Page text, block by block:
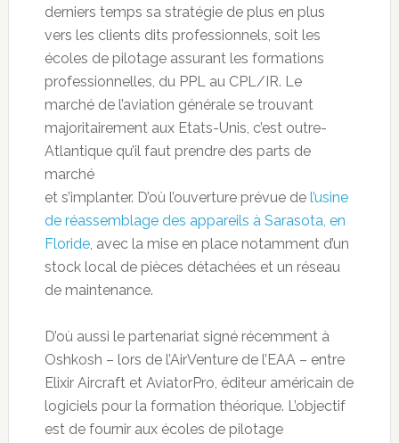
derniers temps sa stratégie de plus en plus
vers les clients dits professionnels, soit les
écoles de pilotage assurant les formations
professionnelles, du PPL au CPL/IR. Le
marché de l’aviation générale se trouvant
majoritairement aux Etats-Unis, c’est outre-
Atlantique qu’il faut prendre des parts de
marché
et s’implanter. D’où l’ouverture prévue de l’usine
de réassemblage des appareils à Sarasota, en
Floride, avec la mise en place notamment d’un
stock local de pièces détachées et un réseau
de maintenance.
D’où aussi le partenariat signé récemment à
Oshkosh – lors de l’AirVenture de l’EAA – entre
Elixir Aircraft et AviatorPro, éditeur américain de
logiciels pour la formation théorique. L’objectif
est de fournir aux écoles de pilotage